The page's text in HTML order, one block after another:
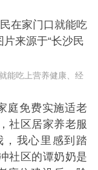
能吃上营养健康、经
庭免费实施适老
社区居家养老服
我心里感到踏
社区的谭奶奶是